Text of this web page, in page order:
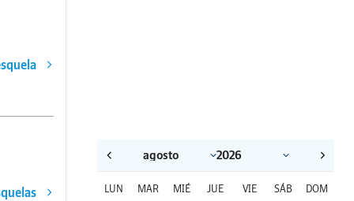
LUN MAR MIÉ JUE VIE SÁB DOM